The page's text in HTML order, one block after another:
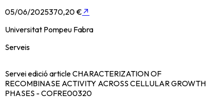
05/06/2025370,20 € ↗
Universitat Pompeu Fabra
Serveis
Servei edició article CHARACTERIZATION OF
RECOMBINASE ACTIVITY ACROSS CELLULAR GROWTH
PHASES - COFRE00320